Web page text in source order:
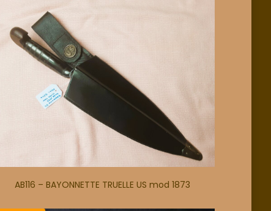
AB116 – BAYONNETTE TRUELLE US mod 1873